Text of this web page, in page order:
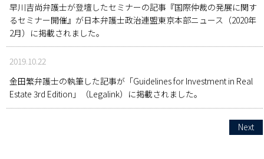
早川吉尚弁護士が登壇したセミナーの記事『国際仲裁の発展に関す
るセミナー開催』が日本弁護士政治連盟東京本部ニュース（2020年
2月）に掲載されました。
2019.10.22
金田繁弁護士の執筆した記事が「Guidelines for Investment in Real
Estate 3rd Edition」（Legalink）に掲載されました。
Next